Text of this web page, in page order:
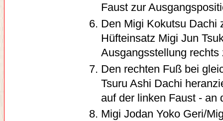
Faust zur
Den Migi Kokutsu Dachi
Hüfteinsatz Migi Jun
Ausgangsstellung rechts
Den rechten Fuß bei
Tsuru Ashi Dachi
auf der linken Faust - an
Migi Jodan Yoko Geri/